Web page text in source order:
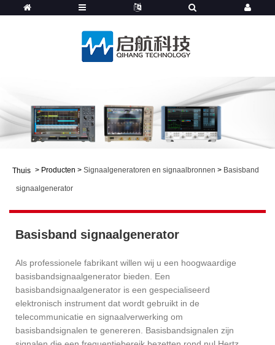
Thuis > Producten > Signaalgeneratoren en signaalbronnen > Basisband
signaalgenerator
Basisband signaalgenerator
Als professionele fabrikant willen wij u een hoogwaardige
basisbandsignaalgenerator bieden. Een
basisbandsignaalgenerator is een gespecialiseerd
elektronisch instrument dat wordt gebruikt in de
telecommunicatie en signaalverwerking om
basisbandsignalen te genereren. Basisbandsignalen zijn